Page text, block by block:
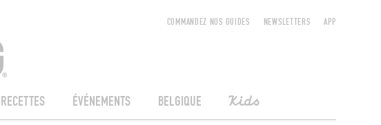
RECETTES ÉVÉNEMENTS BELGIQUE Kids
COMMANDEZ NOS GUIDES NEWSLETTERS APP